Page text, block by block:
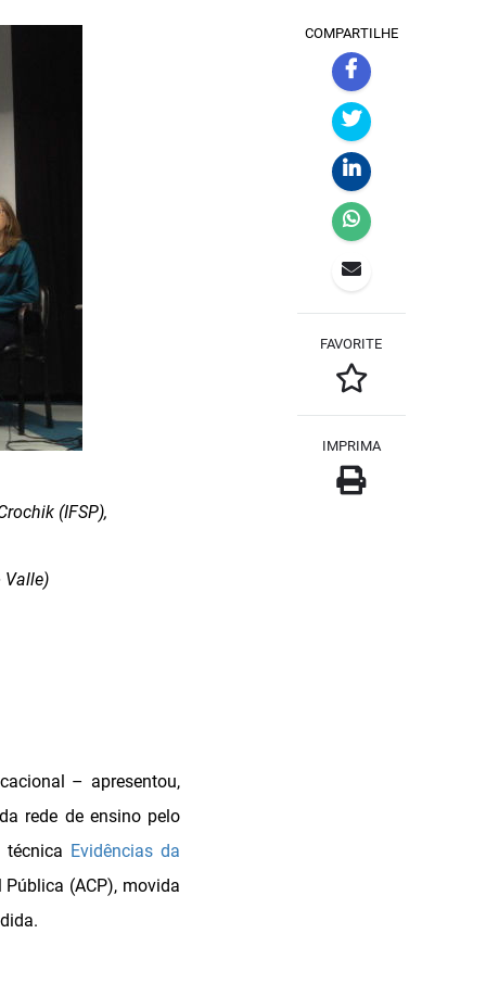
(IFSP),
Valle)
– apresentou,
rede de ensino pelo
Evidências da
(ACP), movida
COMPARTILHE
FAVORITE
IMPRIMA